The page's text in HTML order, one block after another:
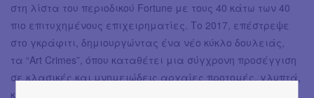
στη λίστα του περιοδικού Fortune με τους 40 κάτω των 40
πιο επιτυχημένους επιχειρηματίες. Το 2017, επέστρεψε
στο γκράφιτι, δημιουργώντας ένα νέο κύκλο δουλειάς,
τα “Art Crimes”, όπου καταθέτει μια σύγχρονη προσέγγιση
σε κλασικές και μνημειώδεις αρχαίες προτομές, γλυπτά,
καμβάδες και μικτές εγκαταστάσεις.